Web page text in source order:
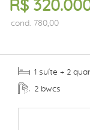
R$
cond. 780,00
1 suíte + 2
2 bwcs